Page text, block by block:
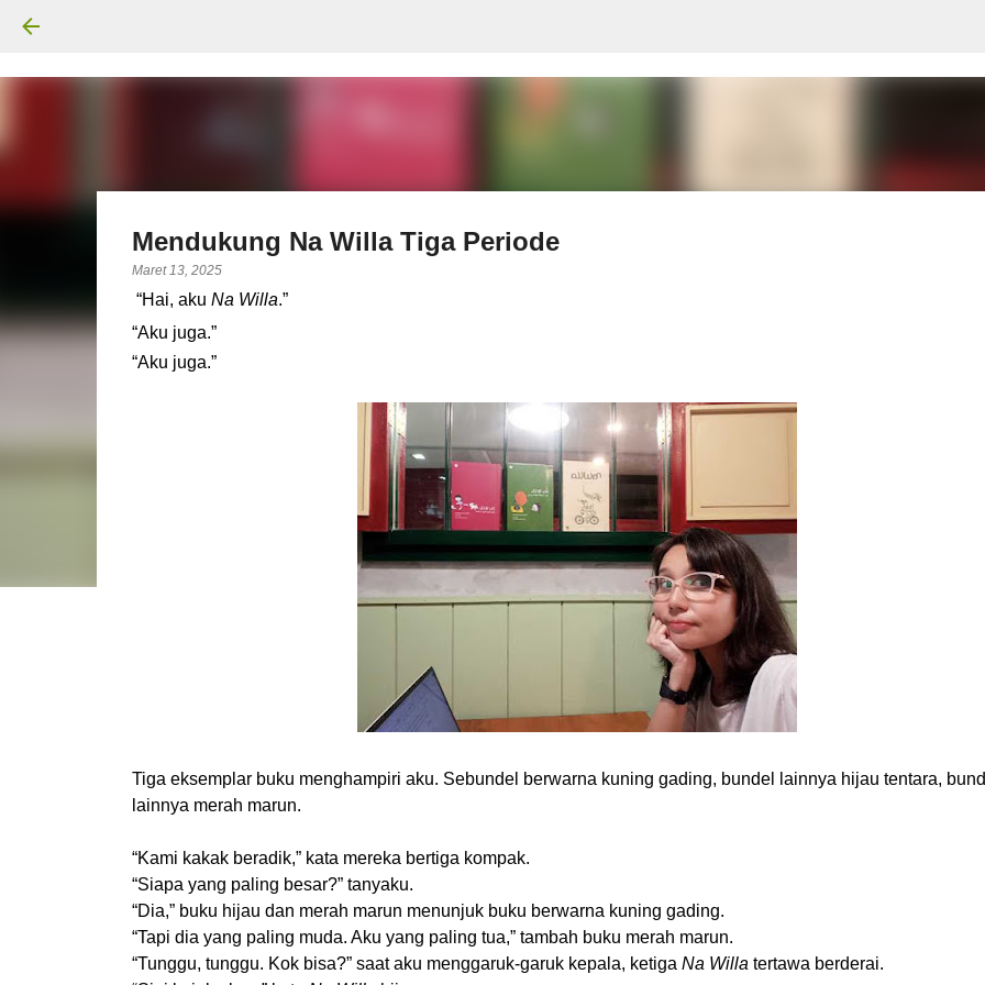
Mendukung Na Willa Tiga Periode
Maret 13, 2025
“Hai, aku Na Willa.”
“Aku juga.”
“Aku juga.”
Tiga eksemplar buku menghampiri aku. Sebundel berwarna kuning gading, bundel lainnya hijau tentara,
lainnya merah marun.
“Kami kakak beradik,” kata mereka bertiga kompak.
“Siapa yang paling besar?” tanyaku.
“Dia,” buku hijau dan merah marun menunjuk buku berwarna kuning gading.
“Tapi dia yang paling muda. Aku yang paling tua,” tambah buku merah marun.
“Tunggu, tunggu. Kok bisa?” saat aku menggaruk-garuk kepala, ketiga Na Willa tertawa berderai.